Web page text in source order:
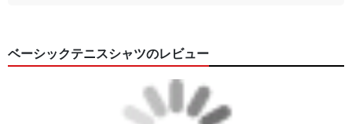
ベーシックテニスシャツのレビュー